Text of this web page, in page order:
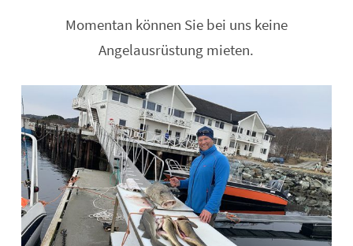
Momentan können Sie bei uns keine
Angelausrüstung mieten.